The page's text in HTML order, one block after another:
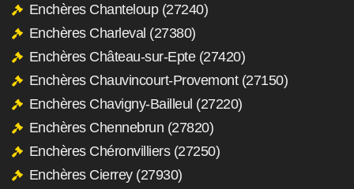
Enchères Chanteloup (27240)
Enchères Charleval (27380)
Enchères Château-sur-Epte (27420)
Enchères Chauvincourt-Provemont (27150)
Enchères Chavigny-Bailleul (27220)
Enchères Chennebrun (27820)
Enchères Chéronvilliers (27250)
Enchères Cierrey (27930)